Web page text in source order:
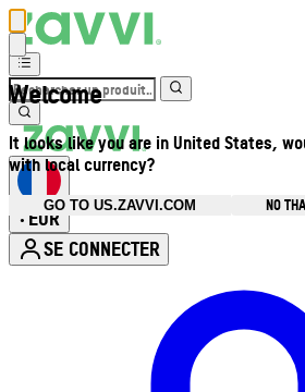
Welcome
It looks like you are in United States,
with local currency?
GO TO US.ZAVVI.COM
NO
• EUR
SE CONNECTER